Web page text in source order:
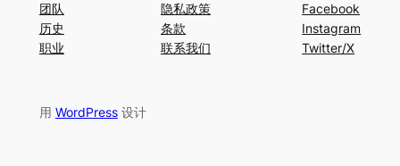
团队
历史
职业
隐私政策
条款
联系我们
Facebook
Instagram
Twitter/X
用 WordPress设计